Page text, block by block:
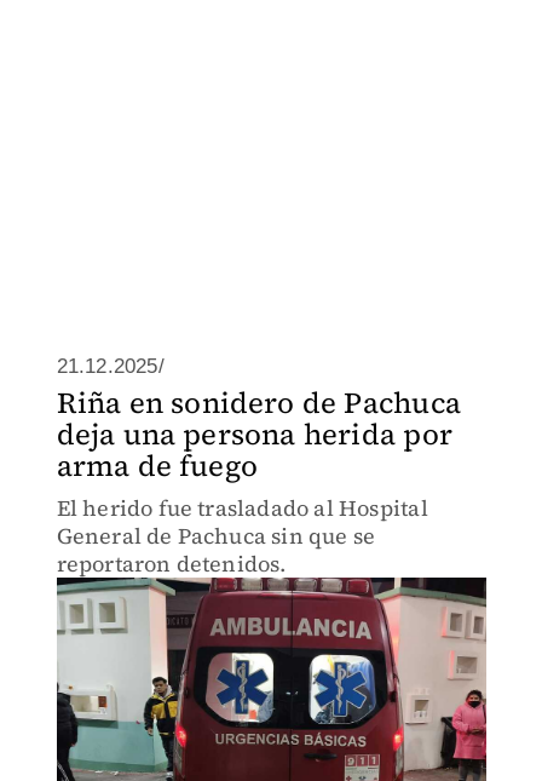
21.12.2025/
Riña en sonidero de Pachuca
deja una persona herida por
arma de fuego
El herido fue trasladado al Hospital
General de Pachuca sin que se
reportaron detenidos.